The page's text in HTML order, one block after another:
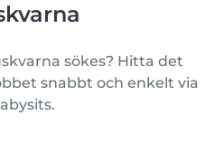
sökes? Hitta det
snabbt och enkelt via